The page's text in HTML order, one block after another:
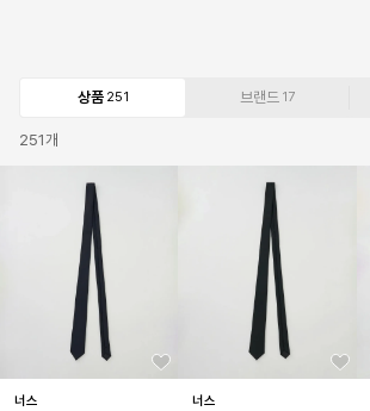
상품 251 브랜드 17
251 개
너스 너스